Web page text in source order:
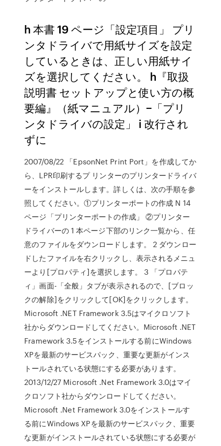
h 本書 19 ページ「設定項目」 プリ
ンタドライバで用紙サイズを設定
しているときは、正しい用紙サイ
ズを選択してください。 h『取扱
説明書 セットアップと使い方の概
要編』（紙マニュアル）−「プリ
ンタドライバの設定」 i 改行され
ずに
2007/08/22 「EpsonNet Print Port」を作成してか
ら、LPR印刷するプ リンターのプリンタードライバ
ーをインストールします。詳しくは、次の手順を参
照してください。①プリンターポートの作成 N 14
ページ「プリンターポートの作成」 ②プリンター
ドライバーの 1 本ページ下部のリンク一覧から、任
意のファイルをダウンロードします。 2 ダウンロー
ドしたファイルを右クリックし、表示されるメニュ
ーより[プロパティ]を選択します。 3 「プロパテ
ィ」画面-「全般」タブが表示されるので、[ブロッ
クの解除]をクリックして[OK]をクリックします。
Microsoft .NET Framework 3.5はマイクロソフト
社からダウンロードしてください。Microsoft .NET
Framework 3.5をインストールする前にWindows
XPを最新のサービスパック、重要な更新がインス
トールされている状態にする必要があります。
2013/12/27 Microsoft .Net Framework 3.0はマイ
クロソフト社からダウンロードしてください。
Microsoft .Net Framework 3.0をインストールす
る前にWindows XPを最新のサービスパック、重要
な更新がインストールされている状態にする必要が